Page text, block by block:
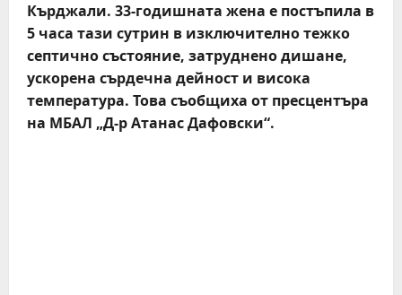
Кърджали. 33-годишната жена е постъпила в
5 часа тази сутрин в изключително тежко
септично състояние, затруднено дишане,
ускорена сърдечна дейност и висока
температура. Това съобщиха от пресцентъра
на МБАЛ „Д-р Атанас Дафовски“.